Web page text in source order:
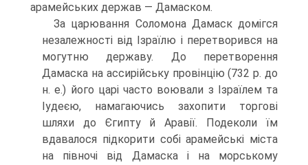
арамейських держав — Дамаском.
За царювання Соломона Дамаск домігся
незалежності від Ізраїлю і перетво­рився на
могутню державу. До перетворення
Дамаска на ассирійську провінцію (732 р. до
н. е.) його царі часто воювали з Ізраїлем та
Іудеєю, намагаючись захо­пити торгові
шляхи до Єгипту й Аравії. Подеколи їм
вдавалося підкорити собі арамейські міста
на півночі від Дамаска і на морському